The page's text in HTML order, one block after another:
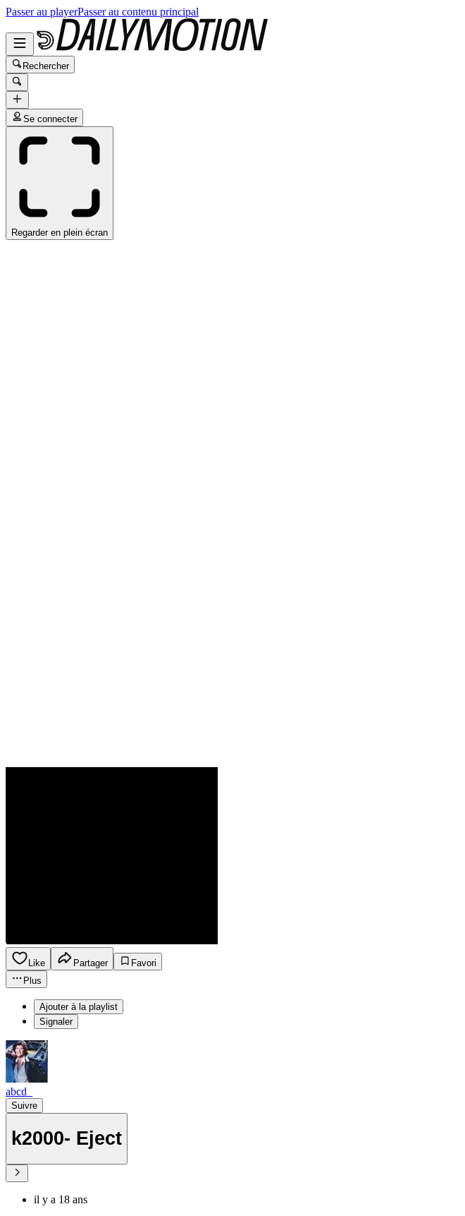
Passer au playerPasser au contenu principal
Rechercher
Se connecter
Regarder en plein écran
Like Partager
Favori
Plus
Ajouter à la playlist
Signaler
abcd_
Suivre
k2000- Eject
il y a 18 ans